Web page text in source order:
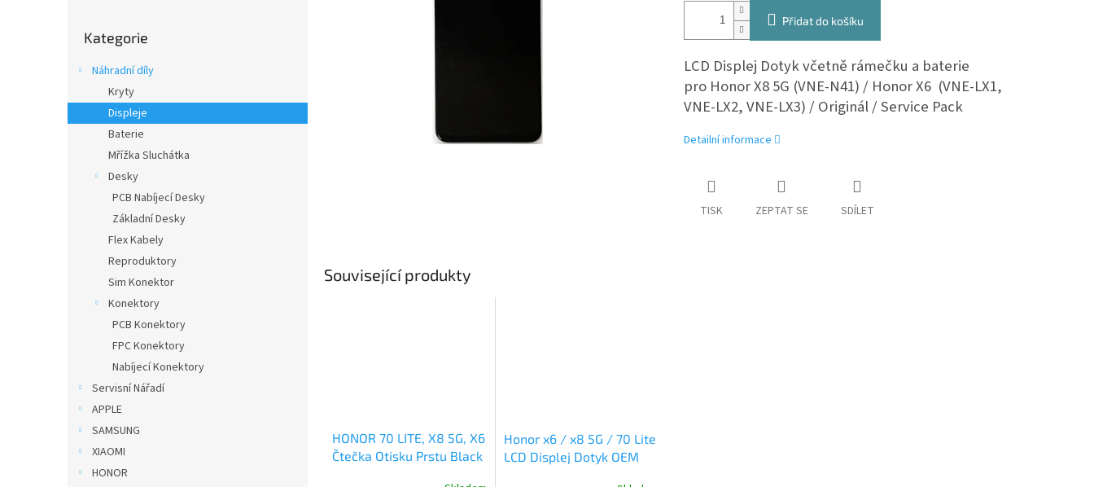
kategorie
Kategorie
Náhradní díly
Kryty
Displeje
Baterie
Mřížka Sluchátka
Desky
PCB Nabíjecí Desky
Základní Desky
Flex Kabely
Reproduktory
Sim Konektor
Konektory
PCB Konektory
FPC Konektory
Nabíjecí Konektory
Servisní Nářadí
APPLE
SAMSUNG
XIAOMI
HONOR
Přidat do košíku
LCD Displej Dotyk včetně rámečku a baterie
pro Honor X8 5G (VNE-N41) / Honor X6 (VNE-LX1,
VNE-LX2, VNE-LX3) / Originál / Service Pack
Detailní informace
TISK ZEPTAT SE SDÍLET
Související produkty
HONOR 70 LITE, X8 5G, X6
Čtečka Otisku Prstu Black
Honor x6 / x8 5G / 70 Lite
LCD Displej Dotyk OEM